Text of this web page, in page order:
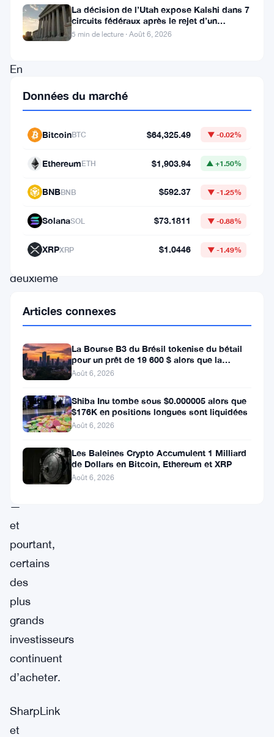
est
En
depuis
début
l’année,
deuxième
plus
grande
par
capitalisation
connu
une
période
difficile
—
et
pourtant,
certains
des
plus
grands
investisseurs
continuent
d’acheter.
SharpLink
et
La décision de l’Utah expose Kalshi dans 7
circuits fédéraux après le rejet d’un
bouclier fédéral
5 min de lecture · Août 6, 2026
Données du marché
BitcoinBTC $64,325.49 ▼ -0.02%
EthereumETH $1,903.94 ▲ +1.50%
BNBBNB $592.37 ▼ -1.25%
SolanaSOL $73.1811 ▼ -0.88%
XRPXRP $1.0446 ▼ -1.49%
Articles connexes
La Bourse B3 du Brésil tokenise du bétail
pour un prêt de 19 600 $ alors que la
blockchain atteint la ferme
Août 6, 2026
Shiba Inu tombe sous $0.000005 alors que
$176K en positions longues sont liquidées
Août 6, 2026
Les Baleines Crypto Accumulent 1 Milliard
de Dollars en Bitcoin, Ethereum et XRP
Août 6, 2026